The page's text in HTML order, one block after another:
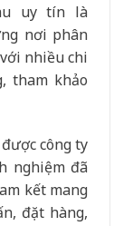
uy tín là
nơi phân
nhiều chi
tham khảo
công ty
nghiệm đã
kết mang
đặt hàng,